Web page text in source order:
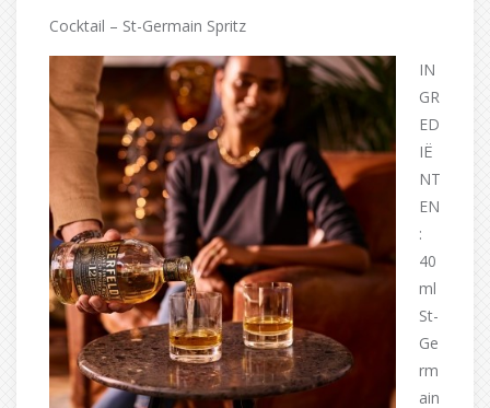
Cocktail – St-Germain Spritz
IN
GR
ED
IË
NT
EN
:
40
ml
St-
Ge
rm
ain